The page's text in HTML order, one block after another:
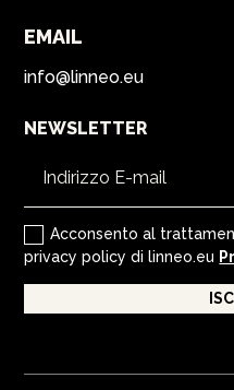
EMAIL
info@linneo.eu
NEWSLETTER
Acconsento al
privacy policy di linneo.eu